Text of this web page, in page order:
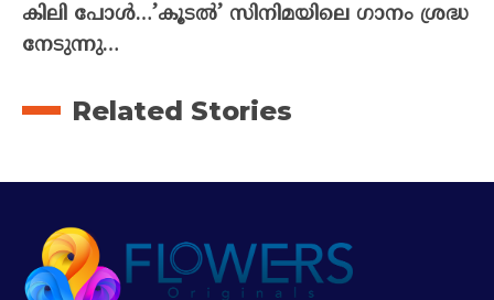
കിലി പോൾ…’കൂടൽ’ സിനിമയിലെ ഗാനം ശ്രദ്ധ
നേടുന്നു…
Related Stories